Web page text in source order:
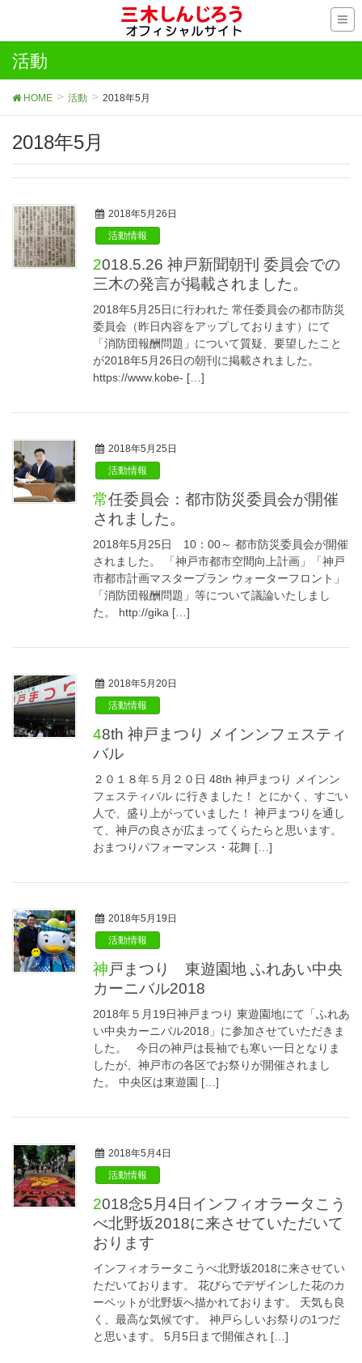
活動
HOME 活動 2018年5月
2018年5月
2018年5月26日
活動情報
2018.5.26 神戸新聞朝刊 委員会での
三木の発言が掲載されました。
2018年5月25日に行われた 常任委員会の都市防災
委員会（昨日内容をアップしております）にて
「消防団報酬問題」について質疑、要望したこと
が2018年5月26日の朝刊に掲載されました。
https://www.kobe- […]
2018年5月25日
活動情報
常任委員会：都市防災委員会が開催
されました。
2018年5月25日 10：00～ 都市防災委員会が開催
されました。 「神戸市都市空間向上計画」「神戸
市都市計画マスタープラン ウォーターフロント」
「消防団報酬問題」等について議論いたしまし
た。 http://gika […]
2018年5月20日
活動情報
48th 神戸まつり メインンフェスティ
バル
２０１８年５月２０日 48th 神戸まつり メインン
フェスティバル に行きました！ とにかく、すごい
人で、盛り上がっていました！ 神戸まつりを通し
て、神戸の良さが広まってくらたらと思います。
おまつりパフォーマンス・花舞 […]
2018年5月19日
活動情報
神戸まつり 東遊園地 ふれあい中央
カーニバル2018
2018年５月19日神戸まつり 東遊園地にて「ふれあ
い中央カーニバル2018」に参加させていただきま
した。 今日の神戸は長袖でも寒い一日となりま
したが、神戸市の各区でお祭りが開催されまし
た。 中央区は東遊園 […]
2018年5月4日
活動情報
2018念5月4日インフィオラータこう
べ北野坂2018に来させていただいて
おります
インフィオラータこうべ北野坂2018に来させてい
ただいております。 花びらでデザインした花のカ
ーペットが北野坂へ描かれております。 天気も良
く、最高な気候です。 神戸らしいお祭りの1つだ
と思います。 5月5日まで開催され […]